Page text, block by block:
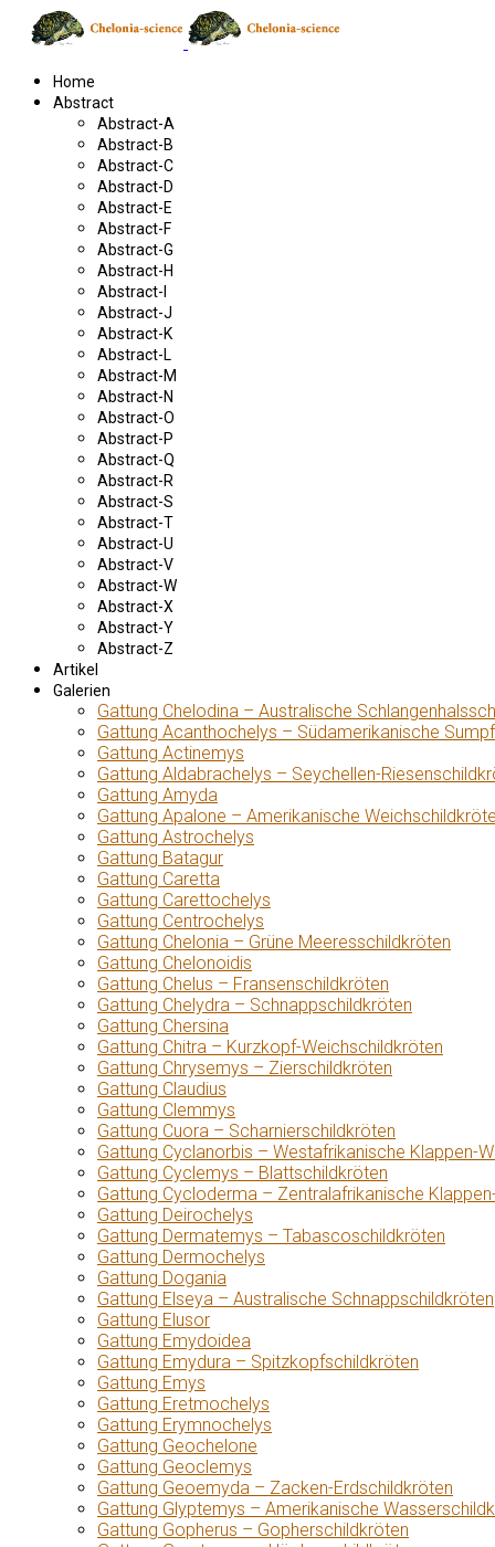
Home
Abstract
Abstract-A
Abstract-B
Abstract-C
Abstract-D
Abstract-E
Abstract-F
Abstract-G
Abstract-H
Abstract-I
Abstract-J
Abstract-K
Abstract-L
Abstract-M
Abstract-N
Abstract-O
Abstract-P
Abstract-Q
Abstract-R
Abstract-S
Abstract-T
Abstract-U
Abstract-V
Abstract-W
Abstract-X
Abstract-Y
Abstract-Z
Artikel
Galerien
Gattung Chelodina – Australische
Gattung Acanthochelys – Südamerikanische
Gattung Actinemys
Gattung Aldabrachelys – Seychellen-
Gattung Amyda
Gattung Apalone – Amerikanische
Gattung Astrochelys
Gattung Batagur
Gattung Caretta
Gattung Carettochelys
Gattung Centrochelys
Gattung Chelonia – Grüne Meeresschildkröten
Gattung Chelonoidis
Gattung Chelus – Fransenschildkröten
Gattung Chelydra – Schnappschildkröten
Gattung Chersina
Gattung Chitra – Kurzkopf-Weichschildkröten
Gattung Chrysemys – Zierschildkröten
Gattung Claudius
Gattung Clemmys
Gattung Cuora – Scharnierschildkröten
Gattung Cyclanorbis – Westafrikanische Klappen-
Gattung Cyclemys – Blattschildkröten
Gattung Cycloderma – Zentralafrikanische
Gattung Deirochelys
Gattung Dermatemys – Tabascoschildkröten
Gattung Dermochelys
Gattung Dogania
Gattung Elseya – Australische Schnappschildkröten
Gattung Elusor
Gattung Emydoidea
Gattung Emydura – Spitzkopfschildkröten
Gattung Emys
Gattung Eretmochelys
Gattung Erymnochelys
Gattung Geochelone
Gattung Geoclemys
Gattung Geoemyda – Zacken-Erdschildkröten
Gattung Glyptemys – Amerikanische
Gattung Gopherus – Gopherschildkröten